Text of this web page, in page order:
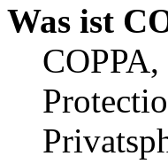
Was ist